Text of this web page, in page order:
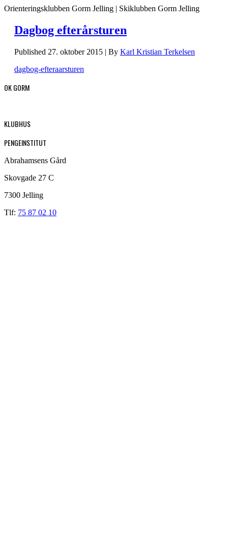
Orienteringsklubben Gorm Jelling | Skiklubben Gorm Jelling
Dagbog efterårsturen
Published 27. oktober 2015 | By Karl Kristian Terkelsen
dagbog-efteraarsturen
OK GORM
KLUBHUS
PENGEINSTITUT
Abrahamsens Gård
Skovgade 27 C
7300 Jelling
Tlf: 75 87 02 10